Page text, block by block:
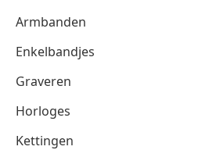
Armbanden
Enkelbandjes
Graveren
Horloges
Kettingen